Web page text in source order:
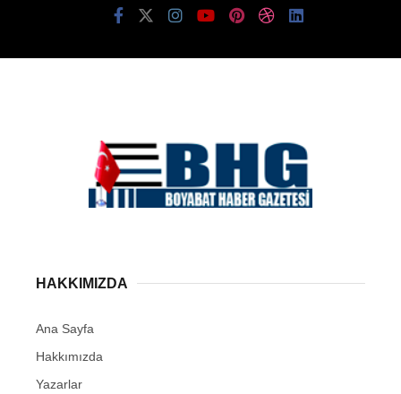
HAKKIMIZDA
Ana Sayfa
Hakkımızda
Yazarlar